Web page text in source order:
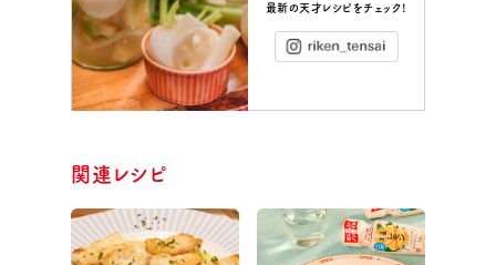
最新の天才レシピをチェック！
関連レシピ